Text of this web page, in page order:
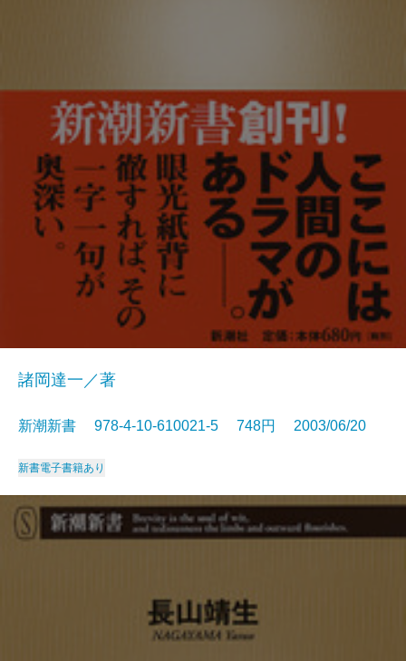
諸岡達一／著
新潮新書 978-4-10-610021-5 748円 2003/06/20
新書電子書籍あり